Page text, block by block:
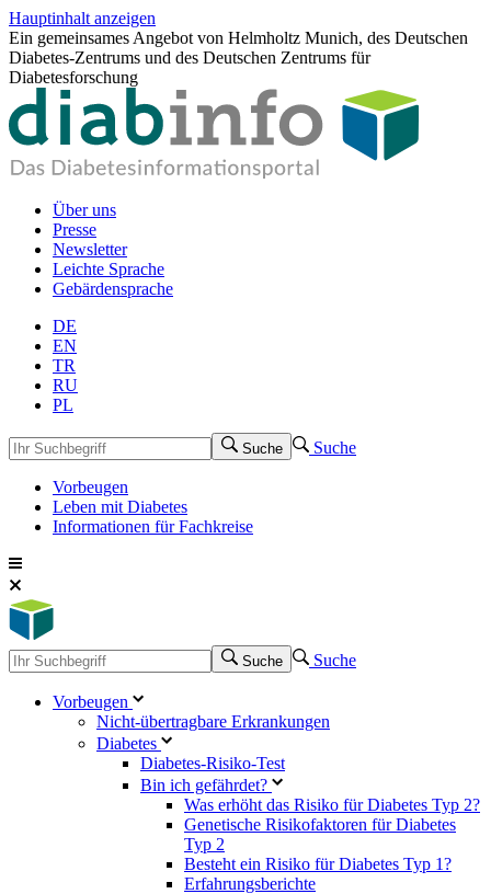
Hauptinhalt anzeigen
Ein gemeinsames Angebot von Helmholtz Munich, des Deutschen
Diabetes-Zentrums und des Deutschen Zentrums für
Diabetesforschung
Über uns
Presse
Newsletter
Leichte Sprache
Gebärdensprache
DE
EN
TR
RU
PL
Suche Suche
Vorbeugen
Leben mit Diabetes
Informationen für Fachkreise
Suche Suche
Vorbeugen
Nicht-übertragbare Erkrankungen
Diabetes
Diabetes-Risiko-Test
Bin ich gefährdet?
Was erhöht das Risiko für Diabetes Typ 2?
Genetische Risikofaktoren für Diabetes
Typ 2
Besteht ein Risiko für Diabetes Typ 1?
Erfahrungsberichte